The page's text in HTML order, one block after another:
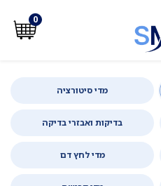
0
מדי סיטורציה
בדיקות ואבזרי בדיקה
מדי לחץ דם